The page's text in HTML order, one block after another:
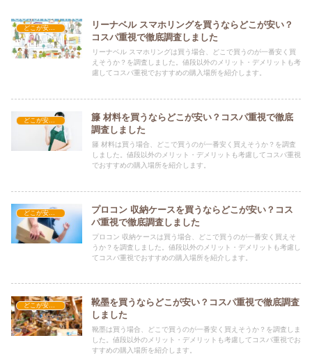
どこが安い？-雑貨
リーナベル スマホリングを買うならどこが安い？
コスパ重視で徹底調査しました
リーナベル スマホリングは買う場合、どこで買うのが一番安く買
えそうか？を調査しました。値段以外のメリット・デメリットも考
慮してコスパ重視でおすすめの購入場所を紹介します。
どこが安い？-雑貨
籐 材料を買うならどこが安い？コスパ重視で徹底
調査しました
籐 材料は買う場合、どこで買うのが一番安く買えそうか？を調査
しました。値段以外のメリット・デメリットも考慮してコスパ重視
でおすすめの購入場所を紹介します。
どこが安い？-雑貨
プロコン 収納ケースを買うならどこが安い？コス
パ重視で徹底調査しました
プロコン 収納ケースは買う場合、どこで買うのが一番安く買えそ
うか？を調査しました。値段以外のメリット・デメリットも考慮し
てコスパ重視でおすすめの購入場所を紹介します。
どこが安い？-雑貨
靴墨を買うならどこが安い？コスパ重視で徹底調査
しました
靴墨は買う場合、どこで買うのが一番安く買えそうか？を調査しま
した。値段以外のメリット・デメリットも考慮してコスパ重視でお
すすめの購入場所を紹介します。